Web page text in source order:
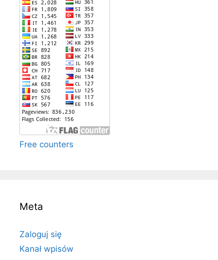
Free counters
Meta
Zaloguj się
Kanał wpisów